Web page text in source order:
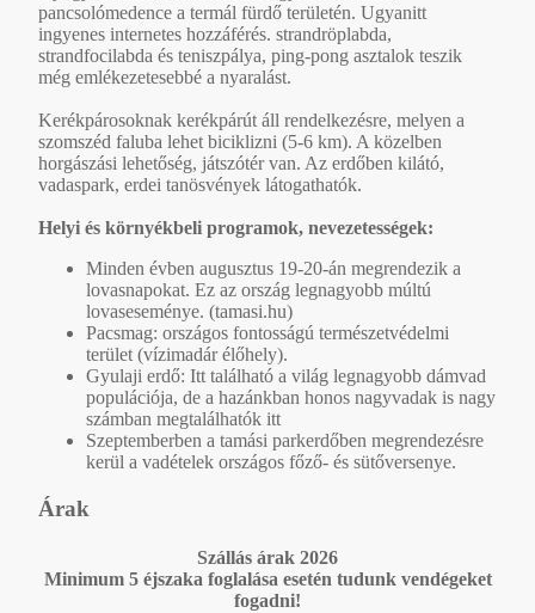
pancsolómedence a termál fürdő területén. Ugyanitt
ingyenes internetes hozzáférés. strandröplabda,
strandfocilabda és teniszpálya, ping-pong asztalok teszik
még emlékezetesebbé a nyaralást.
Kerékpárosoknak kerékpárút áll rendelkezésre, melyen a
szomszéd faluba lehet biciklizni (5-6 km). A közelben
horgászási lehetőség, játszótér van. Az erdőben kilátó,
vadaspark, erdei tanösvények látogathatók.
Helyi és környékbeli programok, nevezetességek:
Minden évben augusztus 19-20-án megrendezik a
lovasnapokat. Ez az ország legnagyobb múltú
lovaseseménye. (tamasi.hu)
Pacsmag: országos fontosságú természetvédelmi
terület (vízimadár élőhely).
Gyulaji erdő: Itt található a világ legnagyobb dámvad
populációja, de a hazánkban honos nagyvadak is nagy
számban megtalálhatók itt
Szeptemberben a tamási parkerdőben megrendezésre
kerül a vadételek országos főző- és sütőversenye.
Árak
Szállás árak 2026
Minimum 5 éjszaka foglalása esetén tudunk vendégeket
fogadni!